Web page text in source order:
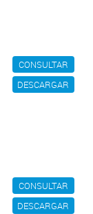
CONSULTAR
DESCARGAR
CONSULTAR
DESCARGAR